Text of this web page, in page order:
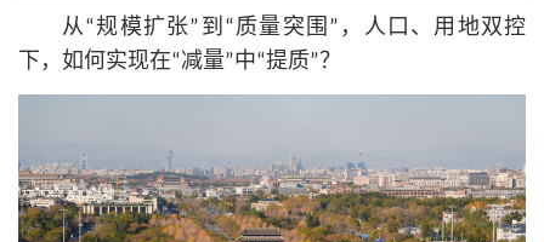
从“规模扩张”到“质量突围”，人口、用地双控
下，如何实现在“减量”中“提质”？